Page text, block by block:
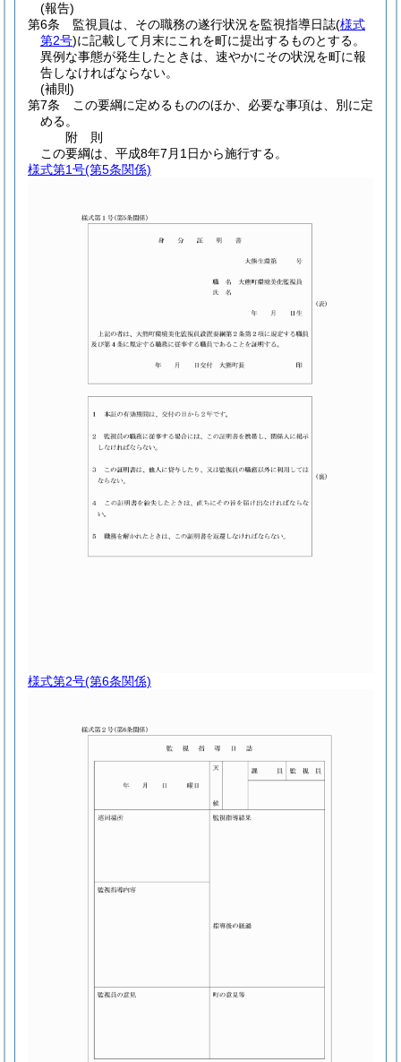
(報告)
第6条
監視員は、その職務の遂行状況を監視指導日誌(様式
第2号)に記載して月末にこれを町に提出するものとする。
異例な事態が発生したときは、速やかにその状況を町に報
告しなければならない。
(補則)
第7条
この要綱に定めるもののほか、必要な事項は、別に定
める。
附 則
この要綱は、平成8年7月1日から施行する。
様式第1号(第5条関係)
様式第2号(第6条関係)